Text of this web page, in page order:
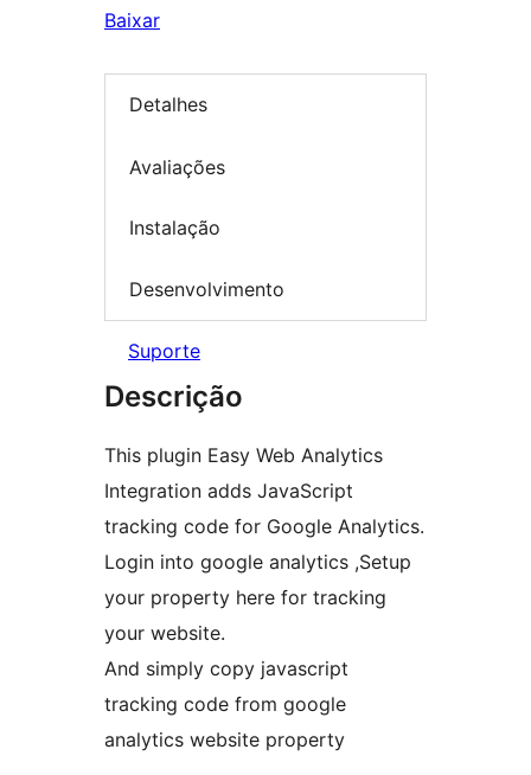
Baixar
Detalhes
Avaliações
Instalação
Desenvolvimento
Suporte
Descrição
This plugin Easy Web Analytics
Integration adds JavaScript
tracking code for Google Analytics.
Login into google analytics ,Setup
your property here for tracking
your website.
And simply copy javascript
tracking code from google
analytics website property